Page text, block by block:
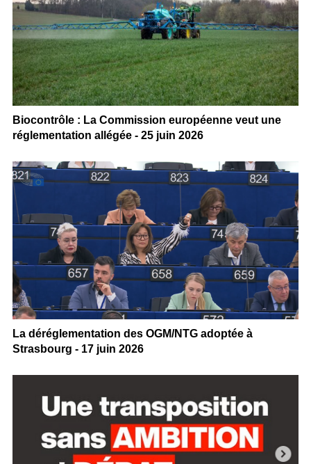
Biocontrôle : La Commission européenne veut une
réglementation allégée - 25 juin 2026
La déréglementation des OGM/NTG adoptée à
Strasbourg - 17 juin 2026